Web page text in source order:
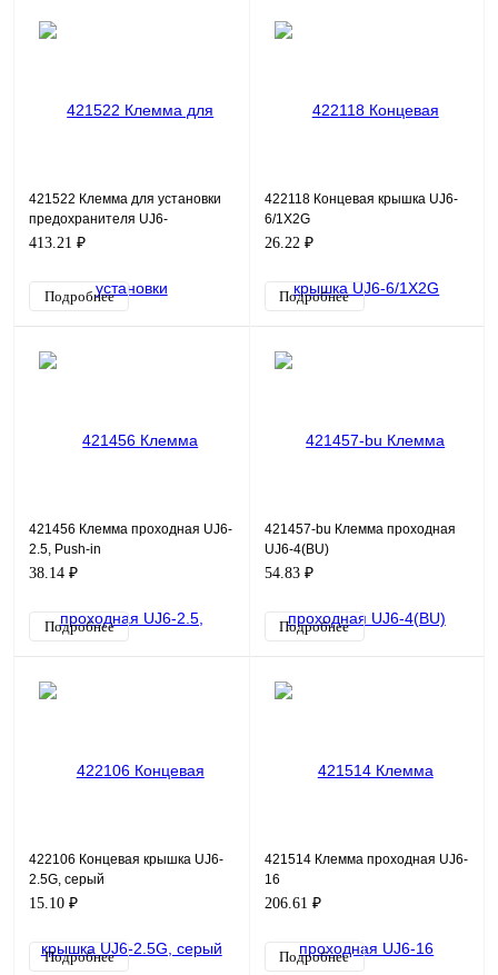
421522 Клемма для установки
предохранителя UJ6-
4RDX/250(5X20)
413.21 ₽
Подробнее
422118 Концевая крышка UJ6-
6/1X2G
26.22 ₽
Подробнее
421456 Клемма проходная UJ6-
2.5, Push-in
38.14 ₽
Подробнее
421457-bu Клемма проходная
UJ6-4(BU)
54.83 ₽
Подробнее
422106 Концевая крышка UJ6-
2.5G, серый
15.10 ₽
Подробнее
421514 Клемма проходная UJ6-
16
206.61 ₽
Подробнее